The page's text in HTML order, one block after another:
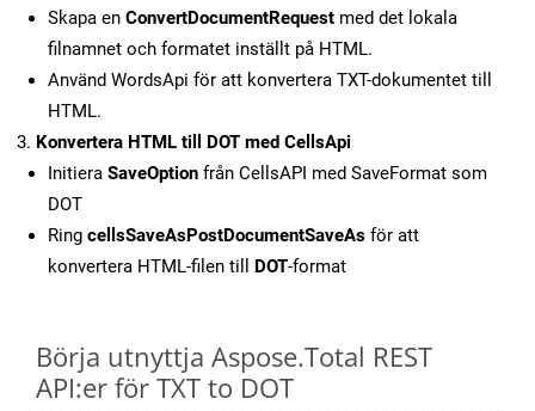
Skapa en ConvertDocumentRequest med det lokala
filnamnet och formatet inställt på HTML.
Använd WordsApi för att konvertera TXT-dokumentet till
HTML.
Konvertera HTML till DOT med CellsApi
Initiera SaveOption från CellsAPI med SaveFormat som
DOT
Ring cellsSaveAsPostDocumentSaveAs för att
konvertera HTML-filen till DOT-format
Börja utnyttja Aspose.Total REST
API:er för TXT to DOT